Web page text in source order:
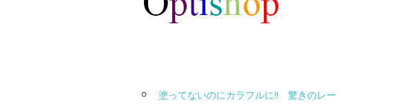
塗ってないのにカラフルに!! 驚きのレー